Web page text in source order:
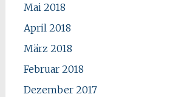
Mai 2018
April 2018
März 2018
Februar 2018
Dezember 2017